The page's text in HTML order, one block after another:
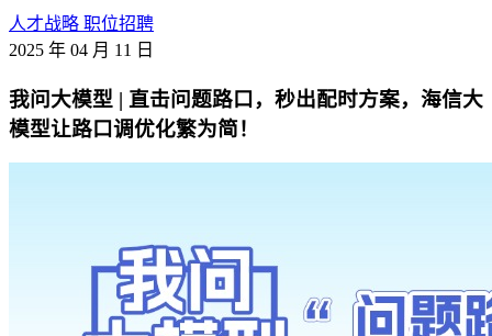
人才战略 职位招聘
2025 年 04 月 11 日
我问大模型 | 直击问题路口，秒出配时方案，海信大
模型让路口调优化繁为简！